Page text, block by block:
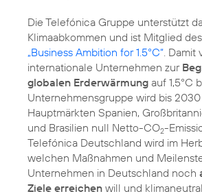
Die Telefónica Gruppe unterstützt
Klimaabkommen und ist Mitglied
„Business Ambition for 1.5°C“. Damit
internationale Unternehmen zur
globalen Erderwärmung auf 1,5°C
Unternehmensgruppe wird bis
Hauptmärkten Spanien,
und Brasilien null Netto-CO2-
Telefónica Deutschland wird im
welchen Maßnahmen und
Unternehmen in Deutschland noch
Ziele erreichen will und